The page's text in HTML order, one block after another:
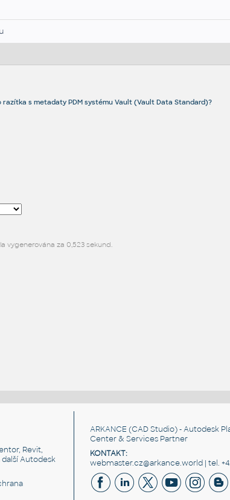
s metadaty PDM systému Vault (Vault Data Standard)?
vygenerována za 0,523 sekund.
Revit,
další Autodesk
ARKANCE (CAD Studio) - Autodesk
Center & Services Partner
KONTAKT:
webmaster.cz@arkance.world | tel.